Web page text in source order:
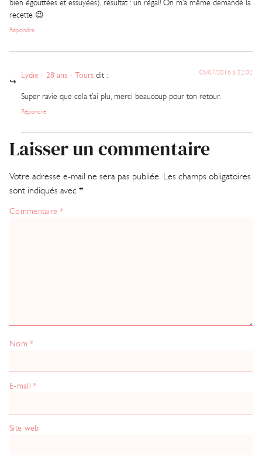
bien égouttées et essuyées), résultat : un régal! On m’a même demandé la
recette 😉
Répondre
Lydie - 28 ans - Tours dit : 05/07/2016 à 22:02
Super ravie que cela t’ai plu, merci beaucoup pour ton retour.
Répondre
Laisser un commentaire
Votre adresse e-mail ne sera pas publiée. Les champs obligatoires
sont indiqués avec *
Commentaire *
Nom*
E-mail*
Site web